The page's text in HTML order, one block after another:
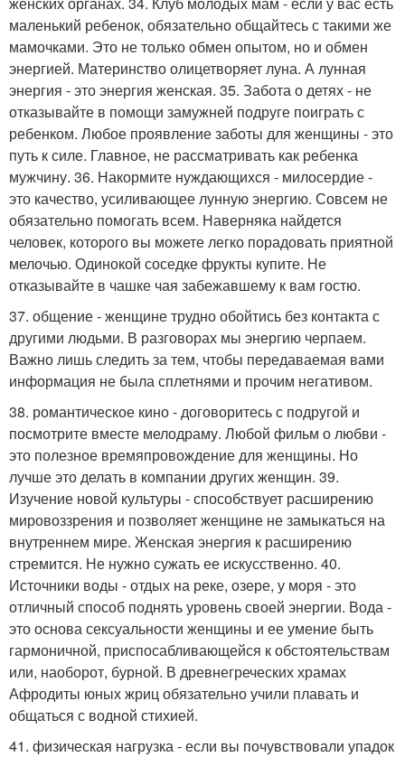
маленький ребенок, обязательно общайтесь с такими же
мамочками. Это не только обмен опытом, но и обмен
энергией. Материнство олицетворяет луна. А лунная
энергия - это энергия женская. 35. Забота о детях - не
отказывайте в помощи замужней подруге поиграть с
ребенком. Любое проявление заботы для женщины - это
путь к силе. Главное, не рассматривать как ребенка
мужчину. 36. Накормите нуждающихся - милосердие -
это качество, усиливающее лунную энергию. Совсем не
обязательно помогать всем. Наверняка найдется
человек, которого вы можете легко порадовать приятной
мелочью. Одинокой соседке фрукты купите. Не
отказывайте в чашке чая забежавшему к вам гостю.
37. общение - женщине трудно обойтись без контакта с
другими людьми. В разговорах мы энергию черпаем.
Важно лишь следить за тем, чтобы передаваемая вами
информация не была сплетнями и прочим негативом.
38. романтическое кино - договоритесь с подругой и
посмотрите вместе мелодраму. Любой фильм о любви -
это полезное времяпровождение для женщины. Но
лучше это делать в компании других женщин. 39.
Изучение новой культуры - способствует расширению
мировоззрения и позволяет женщине не замыкаться на
внутреннем мире. Женская энергия к расширению
стремится. Не нужно сужать ее искусственно. 40.
Источники воды - отдых на реке, озере, у моря - это
отличный способ поднять уровень своей энергии. Вода -
это основа сексуальности женщины и ее умение быть
гармоничной, приспосабливающейся к обстоятельствам
или, наоборот, бурной. В древнегреческих храмах
Афродиты юных жриц обязательно учили плавать и
общаться с водной стихией.
41. физическая нагрузка - если вы почувствовали упадок